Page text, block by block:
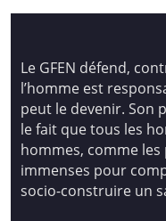
Le GFEN défend,
l’homme est
peut le devenir. Son
le fait que tous les
hommes, comme
immenses pour
socio-construire un